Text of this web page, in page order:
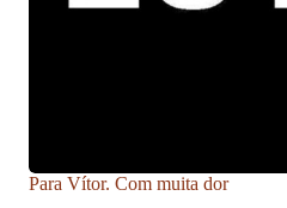
Para Vítor. Com muita dor